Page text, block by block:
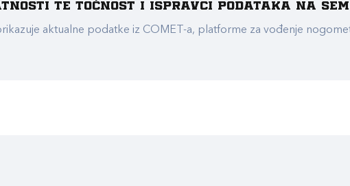
te točnost i ispravci podataka na
aktualne podatke iz COMET-a, platforme za vođenje